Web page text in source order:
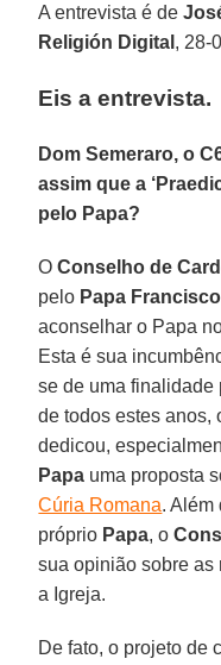
A entrevista é de
Religión Digital , 28-
Eis a entrevista.
Dom Semeraro, o
assim que a
pelo Papa?
OConselho de
pelo Papa
aconselhar o Papa
Esta é sua
se de uma finalidade
de todos estes anos,
dedicou,
Papa uma proposta
Cúria Romana. Além
próprio Papa, o
sua opinião sobre as
a Igreja.
De fato, o projeto de